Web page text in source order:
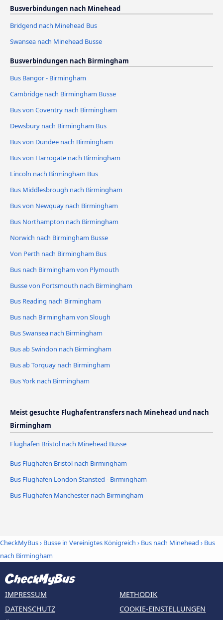
Busverbindungen nach Minehead
Bridgend nach Minehead Bus
Swansea nach Minehead Busse
Busverbindungen nach Birmingham
Bus Bangor - Birmingham
Cambridge nach Birmingham Busse
Bus von Coventry nach Birmingham
Dewsbury nach Birmingham Bus
Bus von Dundee nach Birmingham
Bus von Harrogate nach Birmingham
Lincoln nach Birmingham Bus
Bus Middlesbrough nach Birmingham
Bus von Newquay nach Birmingham
Bus Northampton nach Birmingham
Norwich nach Birmingham Busse
Von Perth nach Birmingham Bus
Bus nach Birmingham von Plymouth
Busse von Portsmouth nach Birmingham
Bus Reading nach Birmingham
Bus nach Birmingham von Slough
Bus Swansea nach Birmingham
Bus ab Swindon nach Birmingham
Bus ab Torquay nach Birmingham
Bus York nach Birmingham
Meist gesuchte Flughafentransfers nach Minehead und nach
Birmingham
Flughafen Bristol nach Minehead Busse
Bus Flughafen Bristol nach Birmingham
Bus Flughafen London Stansted - Birmingham
Bus Flughafen Manchester nach Birmingham
CheckMyBus› Busse in Vereinigtes Königreich › Bus nach Minehead › Bus
nach Birmingham
IMPRESSUM
DATENSCHUTZ
METHODIK
COOKIE-EINSTELLUNGEN